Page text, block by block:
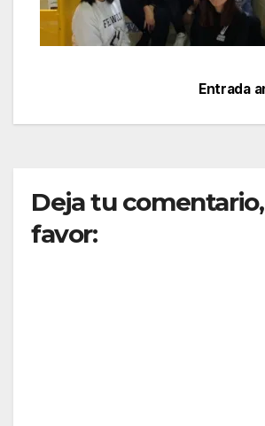
de
Entrada
Deja tu
favor: